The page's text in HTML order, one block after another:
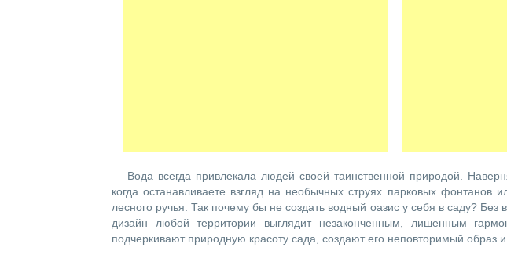
Вода всегда привлекала людей своей таинственной природой.
когда останавливаете взгляд на необычных струях парковых фонтанов
лесного ручья. Так почему бы не создать водный оазис у себя в саду?
дизайн любой территории выглядит незаконченным, лишенным
подчеркивают природную красоту сада, создают его неповторимый